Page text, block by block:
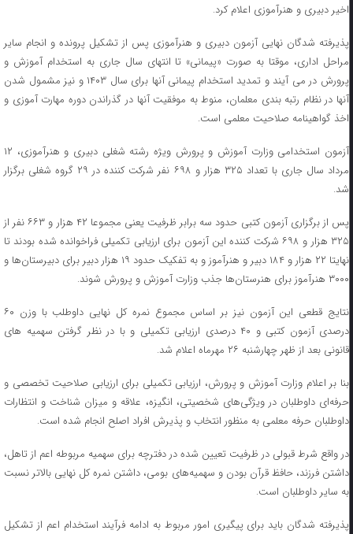
اخیر دبیری و هنرآموزی اعلام کرد.
پذیرفته شدگان نهایی آزمون دبیری و هنرآموزی پس از تشکیل پرونده و انجام سایر
مراحل اداری، موقتا به صورت «پیمانی» تا انتهای سال جاری به استخدام آموزش و
پرورش در می آیند و تمدید استخدام پیمانی آنها برای سال ۱۴۰۳ و نیز مشمول شدن
آنها در نظام رتبه بندی معلمان، منوط به موفقیت آنها در گذراندن دوره مهارت آموزی و
اخذ گواهینامه صلاحیت معلمی است.
آزمون استخدامی وزارت آموزش و پرورش ویژه رشته شغلی دبیری و هنرآموزی، ۱۲
مرداد سال جاری با تعداد ۳۲۵ هزار و ۶۹۸ نفر شرکت کننده در ۲۹ گروه شغلی برگزار
شد.
پس از برگزاری آزمون کتبی حدود سه برابر ظرفیت یعنی مجموعا ۴۲ هزار و ۶۶۳ نفر از
۳۲۵ هزار و ۶۹۸ شرکت کننده این آزمون برای ارزیابی تکمیلی فراخوانده شده بودند تا
نهایتا ۲۲ هزار و ۱۸۴ دبیر و هنرآموز و به تفکیک حدود ۱۹ هزار دبیر برای دبیرستان‌ها و
۳۰۰۰ هنرآموز برای هنرستان‌ها جذب وزارت آموزش و پرورش شوند.
نتایج قطعی این آزمون نیز بر اساس مجموع نمره کل نهایی داوطلب با وزن ۶۰
درصدی آزمون کتبی و ۴۰ درصدی ارزیابی تکمیلی و با در نظر گرفتن سهمیه های
قانونی بعد از ظهر چهارشنبه ۲۶ مهرماه اعلام شد.
بنا بر اعلام وزارت آموزش و پرورش، ارزیابی تکمیلی برای ارزیابی صلاحیت تخصصی و
حرفه‌ای داوطلبان در ویژگی‌های شخصیتی، انگیزه، علاقه و میزان شناخت و انتظارات
داوطلبان حرفه معلمی به منظور انتخاب و پذیرش افراد اصلح انجام شده است.
در واقع شرط قبولی در ظرفیت تعیین شده در دفترچه برای سهمیه مربوطه اعم از تاهل،
داشتن فرزند، حافظ قرآن بودن و سهمیه‌های بومی، داشتن نمره کل نهایی بالاتر نسبت
به سایر داوطلبان است.
پذیرفته شدگان باید برای پیگیری امور مربوط به ادامه فرآیند استخدام اعم از تشکیل